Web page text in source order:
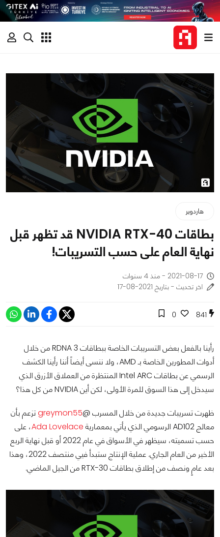
هاردوير
بطاقات NVIDIA RTX-40 قد تظهر قبل
نهاية العام على حسب التسريبات!
2021-08-17 - منذ 4 سنوات
اخر تحديث - بتاريخ 2021-08-17
841
0
رأينا بالفعل بعض التسريبات الخاصة ببطاقات RDNA 3 من خلال
أدوات المطورين الخاصة بـ AMD، ولا ننسى أيضاً أننا رأينا الكشف
الرسمي عن بطاقات Intel ARC المنتظرة من العملاق الأزرق الذي
سيدخل إلى هذا السوق للمرة الأولى، لكن أين NVIDIA من كل هذا؟
ظهرت تسريبات جديدة من خلال المسرب @greymon55تزعم بأن
معالج AD102 الرسومي الذي يأتي بمعمارية
Ada Lovelace، على
حسب تسميته، سيظهر في الأسواق في عام 2022 أو قبل نهاية الربع
الأخير من العام الجاري. عملية الإنتاج ستبدأ فيي منتصف 2022، وهذا
بعد عامٍ ونصف من إطلاق بطاقات RTX-30 من الجيل الماضي.